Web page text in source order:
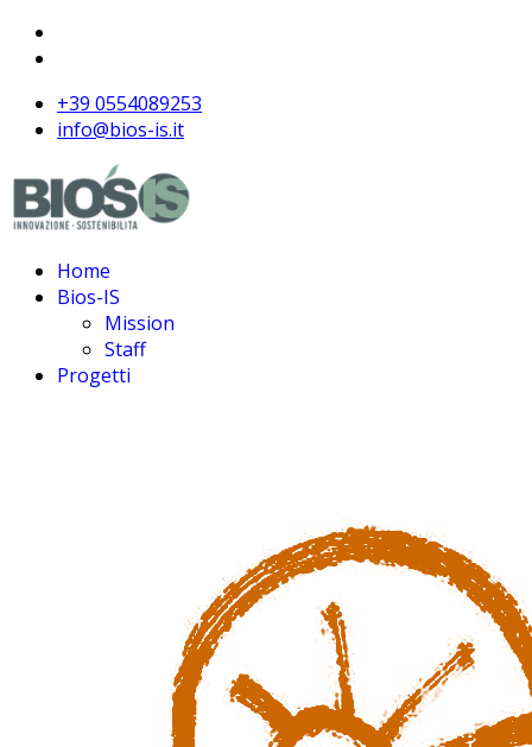
+39 0554089253
info@bios-is.it
Home
Bios-IS
Mission
Staff
Progetti